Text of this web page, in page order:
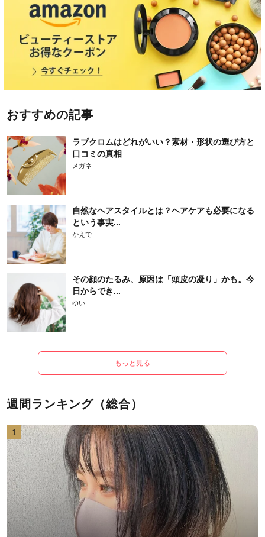
おすすめの記事
ラブクロムはどれがいい？素材・形状の選び方と
口コミの真相
メガネ
自然なヘアスタイルとは？ヘアケアも必要になる
という事実...
かえで
その顔のたるみ、原因は「頭皮の凝り」かも。今
日からでき...
ゆい
もっと見る
週間ランキング（総合）
1